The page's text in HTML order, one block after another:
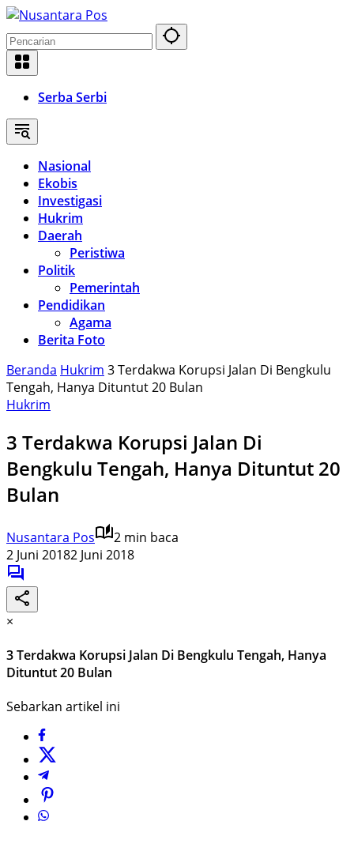
Langsung
ke
konten
Serba Serbi
Nasional
Ekobis
Investigasi
Hukrim
Daerah
Peristiwa
Politik
Pemerintah
Pendidikan
Agama
Berita Foto
Beranda Hukrim 3 Terdakwa Korupsi Jalan Di Bengkulu
Tengah, Hanya Dituntut 20 Bulan
Hukrim
3 Terdakwa Korupsi Jalan Di
Bengkulu Tengah, Hanya Dituntut 20
Bulan
Nusantara Pos
2 min baca
2 Juni 20182 Juni 2018
×
3 Terdakwa Korupsi Jalan Di Bengkulu Tengah, Hanya
Dituntut 20 Bulan
Sebarkan artikel ini